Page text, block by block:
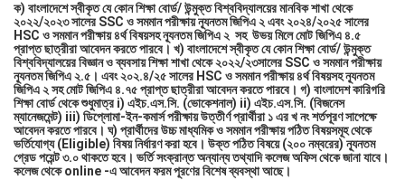
ক) বাংলাদেশে স্বীকৃত যে কোন শিক্ষা বোর্ড/ উন্মুক্ত বিশ্ববিদ্যালয়ের মানবিক শাখা থেকে
২০২২/২০২৩ সালের SSC ও সমমান পরীক্ষায় ন্যূনতম জিপিএ ২ এবং২০২৪/২০২৫সালের
HSC ও সমমান পরীক্ষায় ৪র্থ বিষয়সহ ন্যূনতম জিপিএ ২ সহ উভয় মিলে মোট জিপিএ ৪.৫
প্রাপ্ত ছাত্রীরা আবেদন করতে পারবে। খ) বাংলাদেশে স্বীকৃত যে কোন শিক্ষা বোর্ড/ উন্মুক্ত
বিশ্ববিদ্যালয়ের বিজ্ঞান ও ব্যবসায় শিক্ষা শাখা থেকে২০২২/২৩সালের SSC ও সমমান পরীক্ষায়
ন্যূনতম জিপিএ ২.৫। এবং ২০২.৪/২৫ সালের HSC ও সমমান পরীক্ষায় ৪র্থ বিষয়সহ ন্যূনতম
জিপিএ ২ সহ মোট জিপিএ ৪.৭৫ প্রাপ্ত ছাত্রীরা আবেদন করতে পারবে। গ) বাংলাদেশ কারিগরি
শিক্ষা বোর্ড থেকে শুধুমাত্র i) এইচ.এস.সি. (ভোকেশনাল) ii) এইচ.এস.সি. (বিজনেস
ম্যানেজমেন্ট) iii) ডিপ্লোমা-ইন-কমার্স পরীক্ষায় উত্তীর্ণ প্রার্থীরা ১ এর খ নং শর্তপূরণ সাপেক্ষে
আবেদন করতে পারবে। ঘ) প্রার্থীদের উচ্চ মাধ্যমিক ও সমমান পরীক্ষায় পঠিত বিষয়সমূহ থেকে
ভর্তিযোগ্য (Eligible) বিষয় নির্ধারণ করা হবে। উক্ত পঠিত বিষয়ে (২০০ নম্বরের) ন্যূনতম
গ্রেড পয়েন্ট ৩.০ থাকতে হবে। ভর্তি সংক্রান্ত অন্যান্য তথ্যাদি কলেজ অফিস থেকে জানা যাবে।
কলেজ থেকে online -এ আবেদন ফরম পূরণের বিশেষ ব্যবস্থা আছে।